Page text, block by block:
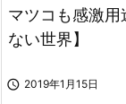
マツコも感激
ない世界】
 2019年1月15日